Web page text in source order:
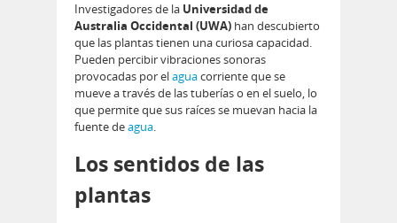
Investigadores de la Universidad de
Australia Occidental (UWA) han descubierto
que las plantas tienen una curiosa capacidad.
Pueden percibir vibraciones sonoras
provocadas por elaguacorriente que se
mueve a través de las tuberías o en el suelo, lo
que permite que sus raíces se muevan hacia la
fuente deagua.
Los sentidos de las
plantas